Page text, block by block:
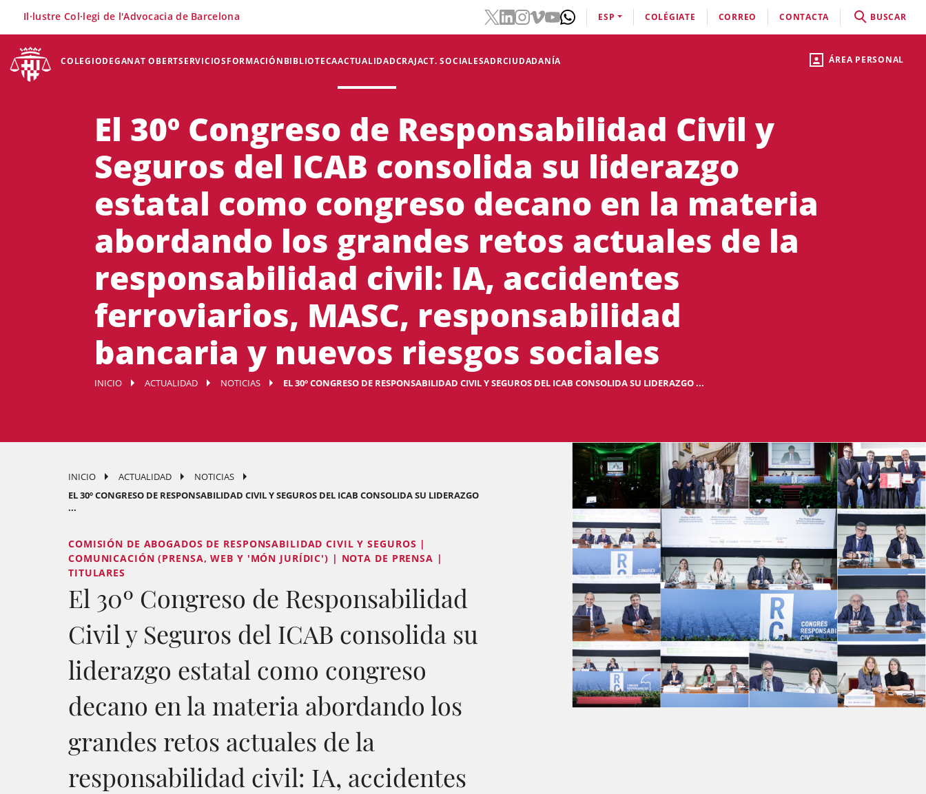
ÁREA PERSONAL
COLEGIODEGANAT OBERTSERVICIOSFORMACIÓNBIBLIOTECAACTUALIDADCRAJACT. SOCIALESADRCIUDADANÍA
Il·lustre Col·legi de l'Advocacia de Barcelona ESP COLÉGIATE CORREO CONTACTA BUSCAR
El 30º Congreso de Responsabilidad Civil y
Seguros del ICAB consolida su liderazgo
estatal como congreso decano en la materia
abordando los grandes retos actuales de la
responsabilidad civil: IA, accidentes
ferroviarios, MASC, responsabilidad
bancaria y nuevos riesgos sociales
INICIO ACTUALIDAD NOTICIAS EL 30º CONGRESO DE RESPONSABILIDAD CIVIL Y SEGUROS DEL ICAB CONSOLIDA SU LIDERAZGO ...
INICIO ACTUALIDAD
NOTICIAS
EL 30º CONGRESO DE RESPONSABILIDAD CIVIL Y SEGUROS DEL ICAB CONSOLIDA SU LIDERAZGO
...
COMISIÓN DE ABOGADOS DE RESPONSABILIDAD CIVIL Y SEGUROS |
COMUNICACIÓN (PRENSA, WEB Y 'MÓN JURÍDIC') | NOTA DE PRENSA |
TITULARES
El 30º Congreso de Responsabilidad
Civil y Seguros del ICAB consolida su
liderazgo estatal como congreso
decano en la materia abordando los
grandes retos actuales de la
responsabilidad civil: IA, accidentes